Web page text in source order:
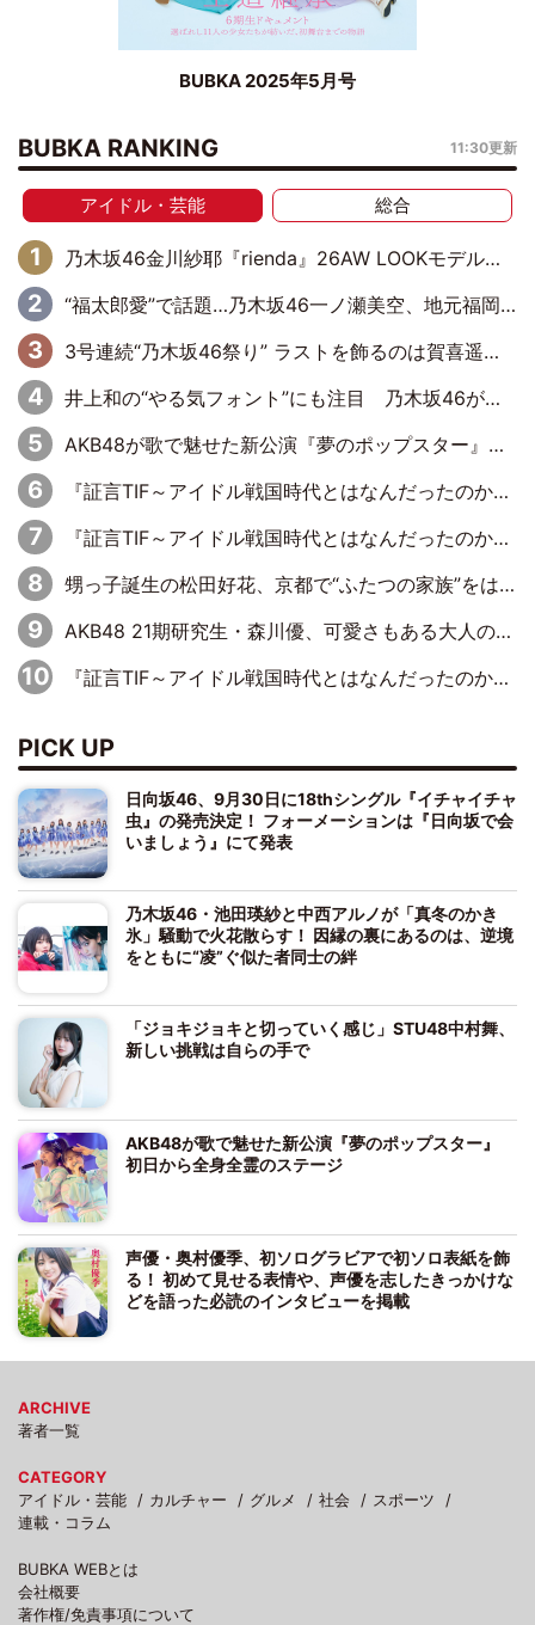
BUBKA 2025年5月号
BUBKA RANKING 11:30更新
アイドル・芸能 総合
乃木坂46金川紗耶『rienda』26AW LOOKモデルに就任
“福太郎愛”で話題…乃木坂46一ノ瀬美空、地元福岡『めんべい25周年トップサポーター』に就任
3号連続“乃木坂46祭り” ラストを飾るのは賀喜遥香…5年ぶりの登場に「5年分大人になった私を見ていただけたら」
井上和の“やる気フォント”にも注目 乃木坂46が挑んだ書道パフォーマンスの舞台裏
AKB48が歌で魅せた新公演『夢のポップスター』 初日から全身全霊のステージ
『証言TIF～アイドル戦国時代とはなんだったのか～』第6回：でんぱ組.inc・古川未鈴×相沢梨紗「『ハロプロやりたかったな』って言ったら、夢眠ねむさんに『てめえはでんぱ組．incなんだよ！』って肩パンされて(笑)」
『証言TIF～アイドル戦国時代とはなんだったのか～』第11回：私立恵比寿中学・真山りか×安本彩花「TIFで10年ぶりのキョンシーメイクをしたら、場を完全に引かせてしまって。時代が変わったんだなって」
甥っ子誕生の松田好花、京都で“ふたつの家族”をはしご！ “母”黒谷友香に見送られ、“父”松岡昌宏とはハシゴ酒
AKB48 21期研究生・森川優、可愛さもある大人の女性に
『証言TIF～アイドル戦国時代とはなんだったのか～』第10回：さくら学院・武藤彩未×飯田らうら「正直、中3で辞めるというのを信じてなくて。そう言われてはいたけど、嘘でしょって」
PICK UP
日向坂46、9月30日に18thシングル『イチャイチャ
虫』の発売決定！ フォーメーションは『日向坂で会
いましょう』にて発表
乃木坂46・池田瑛紗と中西アルノが「真冬のかき
氷」騒動で火花散らす！ 因縁の裏にあるのは、逆境
をともに“凌”ぐ似た者同士の絆
「ジョキジョキと切っていく感じ」STU48中村舞、
新しい挑戦は自らの手で
AKB48が歌で魅せた新公演『夢のポップスター』
初日から全身全霊のステージ
声優・奥村優季、初ソログラビアで初ソロ表紙を飾
る！ 初めて見せる表情や、声優を志したきっかけな
どを語った必読のインタビューを掲載
ARCHIVE
著者一覧
CATEGORY
アイドル・芸能
カルチャー グルメ 社会
スポーツ
連載・コラム
BUBKA WEBとは
会社概要
著作権/免責事項について